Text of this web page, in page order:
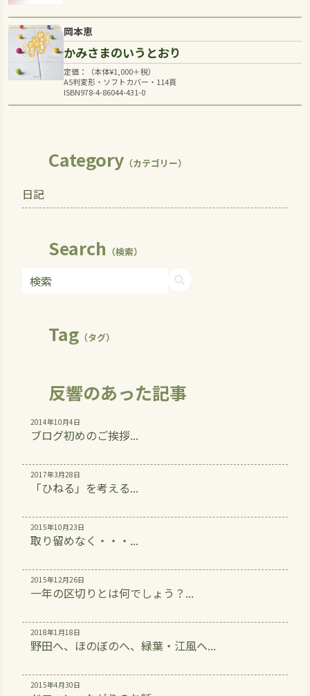
岡本恵
かみさまのいうとおり
定価：（本体¥1,000＋税）
A5判変形・ソフトカバー・114頁
ISBN978-4-86044-431-0
Category（カテゴリー）
日記
Search （検索）
Tag（タグ）
反響のあった記事
2014年10月4日
ブログ初めのご挨拶...
2017年3月28日
「ひねる」を考える...
2015年10月23日
取り留めなく・・・...
2015年12月26日
一年の区切りとは何でしょう？...
2018年1月18日
野田へ、ほのぼのへ、緑葉・江風へ...
2015年4月30日